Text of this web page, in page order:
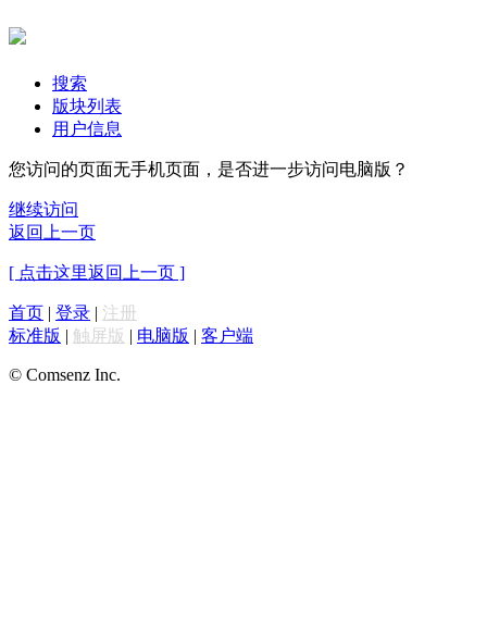
搜索
版块列表
用户信息
您访问的页面无手机页面，是否进一步访问电脑版？
继续访问
返回上一页
[ 点击这里返回上一页 ]
首页 | 登录 | 注册
标准版 | 触屏版 | 电脑版 | 客户端
© Comsenz Inc.